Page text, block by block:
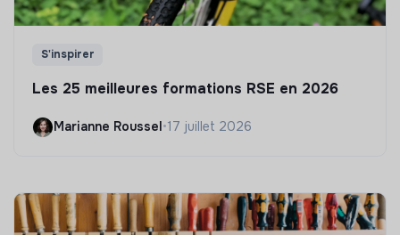
S'inspirer
Les 25 meilleures formations RSE en 2026
Marianne Roussel•17 juillet 2026